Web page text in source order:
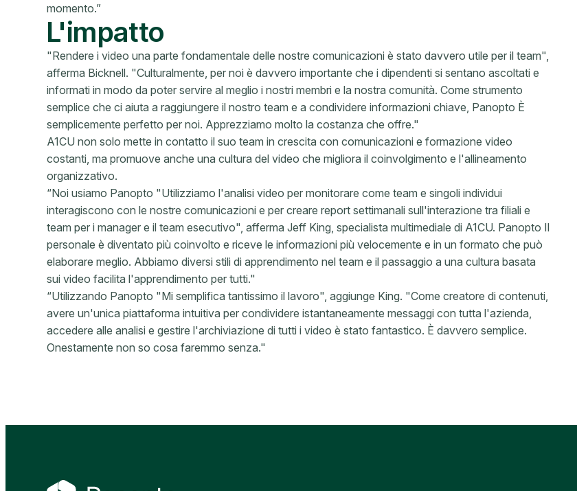
momento.”
L'impatto
"Rendere i video una parte fondamentale delle nostre comunicazioni è stato davvero utile per il team",
afferma Bicknell. "Culturalmente, per noi è davvero importante che i dipendenti si sentano ascoltati e
informati in modo da poter servire al meglio i nostri membri e la nostra comunità. Come strumento
semplice che ci aiuta a raggiungere il nostro team e a condividere informazioni chiave, Panopto È
semplicemente perfetto per noi. Apprezziamo molto la costanza che offre."
A1CU non solo mette in contatto il suo team in crescita con comunicazioni e formazione video
costanti, ma promuove anche una cultura del video che migliora il coinvolgimento e l'allineamento
organizzativo.
“Noi usiamo Panopto "Utilizziamo l'analisi video per monitorare come team e singoli individui
interagiscono con le nostre comunicazioni e per creare report settimanali sull'interazione tra filiali e
team per i manager e il team esecutivo", afferma Jeff King, specialista multimediale di A1CU. Panopto Il
personale è diventato più coinvolto e riceve le informazioni più velocemente e in un formato che può
elaborare meglio. Abbiamo diversi stili di apprendimento nel team e il passaggio a una cultura basata
sui video facilita l'apprendimento per tutti."
“Utilizzando Panopto "Mi semplifica tantissimo il lavoro", aggiunge King. "Come creatore di contenuti,
avere un'unica piattaforma intuitiva per condividere istantaneamente messaggi con tutta l'azienda,
accedere alle analisi e gestire l'archiviazione di tutti i video è stato fantastico. È davvero semplice.
Onestamente non so cosa faremmo senza."